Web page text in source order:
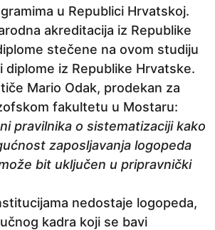
u Republici Hrvatskoj.
akreditacija iz Republike
stečene na ovom studiju
diplome iz Republike Hrvatske.
Mario Odak, prodekan za
fakultetu u Mostaru:
pravilnika o sistematizaciji kako
zaposljavanja logopeda
bit uključen u pripravnički
nedostaje logopeda,
kadra koji se bavi